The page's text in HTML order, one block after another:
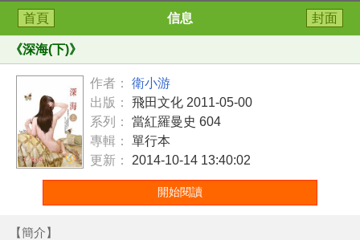
首頁 信息 封面
《深海(下)》
作者：
衛小游
出版：
飛田文化 2011-05-00
系列：
當紅羅曼史 604
專輯：
單行本
更新：
2014-10-14 13:40:02
開始閱讀
【簡介】